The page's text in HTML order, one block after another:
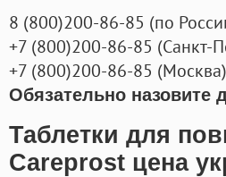
8 (800)200-86-85 (по
+7 (800)200-86-85 (Санкт-
+7 (800)200-86-85 (Москва)
Обязательно назовите
Таблетки для
Careprost цена